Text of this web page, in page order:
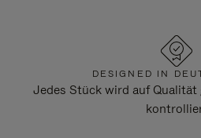
DESIGNED IN
Jedes Stück wird auf